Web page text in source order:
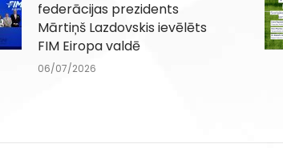
federācijas prezidents
Mārtiņš Lazdovskis ievēlēts
FIM Eiropa valdē
06/07/2026